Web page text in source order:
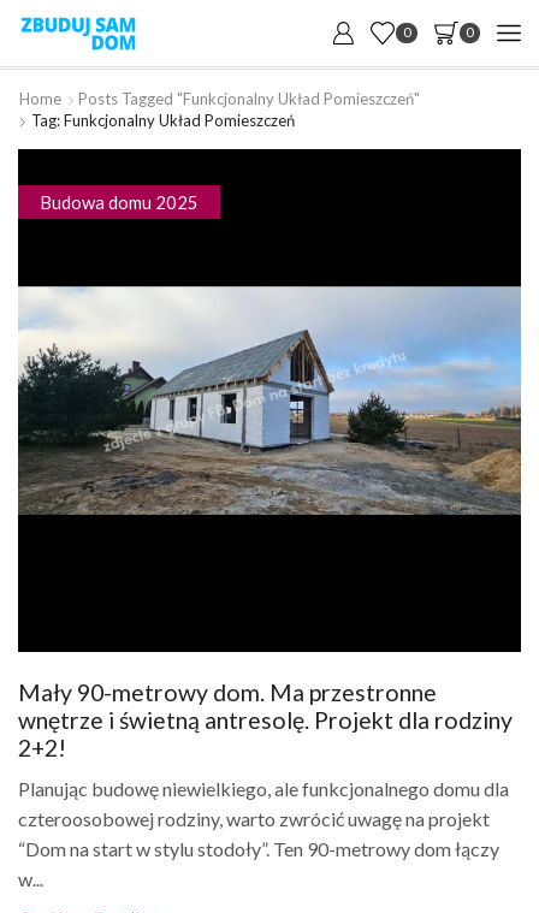
0 0
Home
Posts Tagged "funkcjonalny Układ Pomieszczeń"
Tag: Funkcjonalny Układ Pomieszczeń
Budowa domu 2025
Mały 90-metrowy dom. Ma przestronne
wnętrze i świetną antresolę. Projekt dla rodziny
2+2!
Planując budowę niewielkiego, ale funkcjonalnego domu dla
czteroosobowej rodziny, warto zwrócić uwagę na projekt
“Dom na start w stylu stodoły”. Ten 90-metrowy dom łączy
w...